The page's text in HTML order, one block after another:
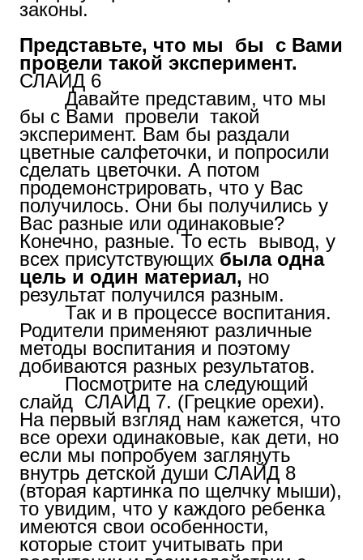
законы.
Представьте, что мы бы с Вами
провели такой эксперимент.
СЛАЙД 6
Давайте представим, что мы
бы с Вами провели такой
эксперимент. Вам бы раздали
цветные салфеточки, и попросили
сделать цветочки. А потом
продемонстрировать, что у Вас
получилось. Они бы получились у
Вас разные или одинаковые?
Конечно, разные. То есть вывод, у
всех присутствующих была одна
цель и один материал, но
результат получился разным.
Так и в процессе воспитания.
Родители применяют различные
методы воспитания и поэтому
добиваются разных результатов.
Посмотрите на следующий
слайд СЛАЙД 7. (Грецкие орехи).
На первый взгляд нам кажется, что
все орехи одинаковые, как дети, но
если мы попробуем заглянуть
внутрь детской души СЛАЙД 8
(вторая картинка по щелчку мыши),
то увидим, что у каждого ребенка
имеются свои особенности,
которые стоит учитывать при